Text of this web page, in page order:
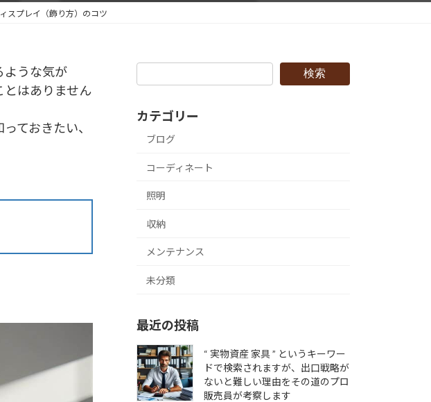
スプレイ（飾り方）のコツ
ような気が
とはありません
ておきたい、
検索
カテゴリー
ブログ
コーディネート
照明
収納
メンテナンス
未分類
最近の投稿
“ 実物資産 家具 ” というキーワー
ドで検索されますが、出口戦略が
ないと難しい理由をその道のプロ
販売員が考察します